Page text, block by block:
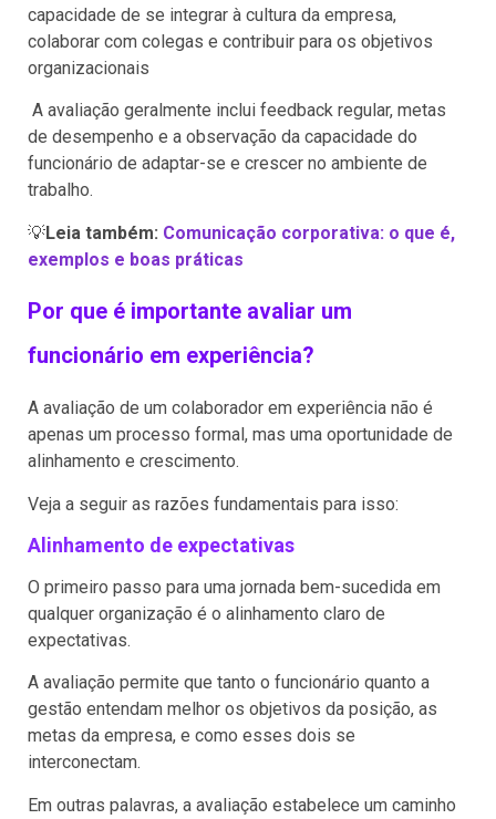
capacidade de se integrar à cultura da empresa,
colaborar com colegas e contribuir para os objetivos
organizacionais
A avaliação geralmente inclui feedback regular, metas
de desempenho e a observação da capacidade do
funcionário de adaptar-se e crescer no ambiente de
trabalho.
💡Leia também: Comunicação corporativa: o que é,
exemplos e boas práticas
Por que é importante avaliar um
funcionário em experiência?
A avaliação de um colaborador em experiência não é
apenas um processo formal, mas uma oportunidade de
alinhamento e crescimento.
Veja a seguir as razões fundamentais para isso:
Alinhamento de expectativas
O primeiro passo para uma jornada bem-sucedida em
qualquer organização é o alinhamento claro de
expectativas.
A avaliação permite que tanto o funcionário quanto a
gestão entendam melhor os objetivos da posição, as
metas da empresa, e como esses dois se
interconectam.
Em outras palavras, a avaliação estabelece um caminho